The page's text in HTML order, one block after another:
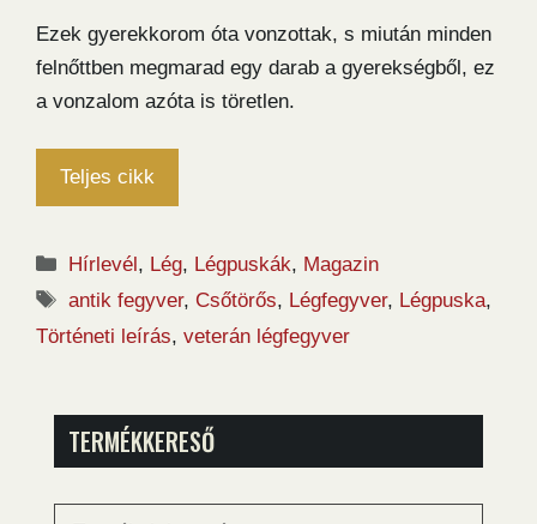
Ezek gyerekkorom óta vonzottak, s miután minden
felnőttben megmarad egy darab a gyerekségből, ez
a vonzalom azóta is töretlen.
Teljes cikk
Kategória
Hírlevél , Lég, Légpuskák, Magazin
Címkék
antik fegyver, Csőtörős, Légfegyver, Légpuska,
Történeti leírás, veterán légfegyver
TERMÉKKERESŐ